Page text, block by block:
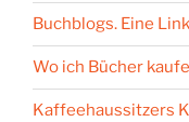
Buchblogs. Eine
Wo ich Bücher
Kaffeehaussitzers